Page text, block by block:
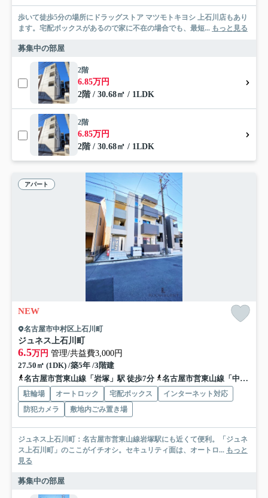
歩いて徒歩5分の場所にドラッグストア マツモトキヨシ 上石川店もあり
ます。宅配ボックスがあるので家に不在の場合でも、最短... もっと見る
募集中の部屋
2階
6.85万円
2階 / 30.68㎡ / 1LDK
2階
6.85万円
2階 / 30.68㎡ / 1LDK
アパート
NEW
名古屋市中村区上石川町
ジュネス上石川町
6.5万円 管理/共益費3,000円
27.50㎡ (1DK) /築5年 /3階建
名古屋市営東山線「岩塚」駅 徒歩7分
名古屋市営東山線「中村公園」駅 徒歩9分
駐輪場 オートロック 宅配ボックス
インターネット対応
防犯カメラ
敷地内ごみ置き場
ジュネス上石川町：名古屋市営東山線岩塚駅にも近くて便利。「ジュネ
ス上石川町」のここがイチオシ。セキュリティ面は、オートロ... もっと
見る
募集中の部屋